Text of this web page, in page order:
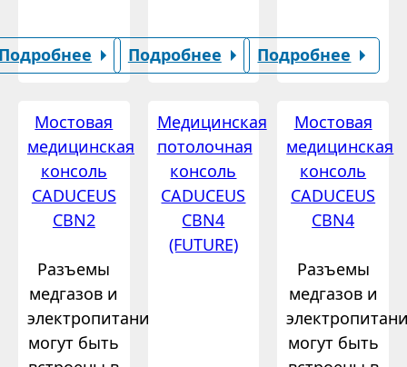
Подробнее Подробнее
Мостовая
медицинская
консоль
CADUCEUS
CBN2
Разъемы
медгазов и
электропитания
могут быть
Медицинская
потолочная
консоль
CADUCEUS
CBN4
(FUTURE)
Мостовая
медицинская
консоль
CADUCEUS
CBN4
Разъемы
медгазов и
могут быть